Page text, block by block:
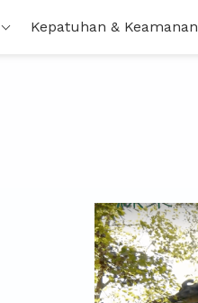
Kepatuhan & Keamanan